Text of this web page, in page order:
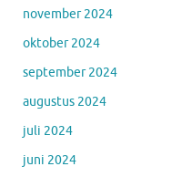
november 2024
oktober 2024
september 2024
augustus 2024
juli 2024
juni 2024